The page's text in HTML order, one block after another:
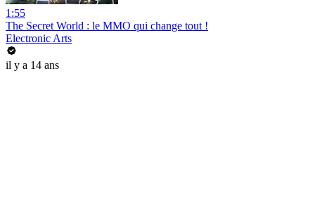
1:55
The Secret World : le MMO qui change tout !
Electronic Arts
il y a 14 ans